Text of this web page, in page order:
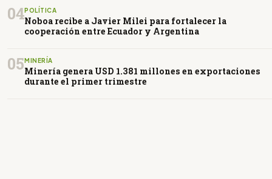
04POLÍTICA
Noboa recibe a Javier Milei para fortalecer la
cooperación entre Ecuador y Argentina
05MINERÍA
Minería genera USD 1.381 millones en exportaciones
durante el primer trimestre